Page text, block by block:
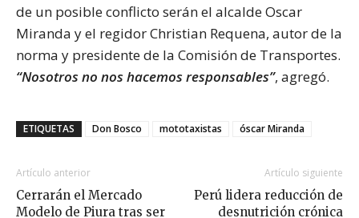
de un posible conflicto serán el alcalde Oscar
Miranda y el regidor Christian Requena, autor de la
norma y presidente de la Comisión de Transportes.
“Nosotros no nos hacemos responsables”, agregó.
ETIQUETAS Don Bosco mototaxistas óscar Miranda
Artículo anterior
Cerrarán el Mercado
Modelo de Piura tras ser
Artículo siguiente
Perú lidera reducción de
desnutrición crónica